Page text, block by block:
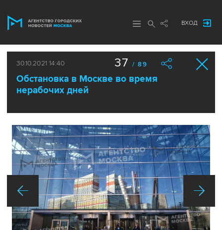
ВХОД
30.10.2021 14:40
Обстановка в Москве во время
нерабочих дней
37 / 89